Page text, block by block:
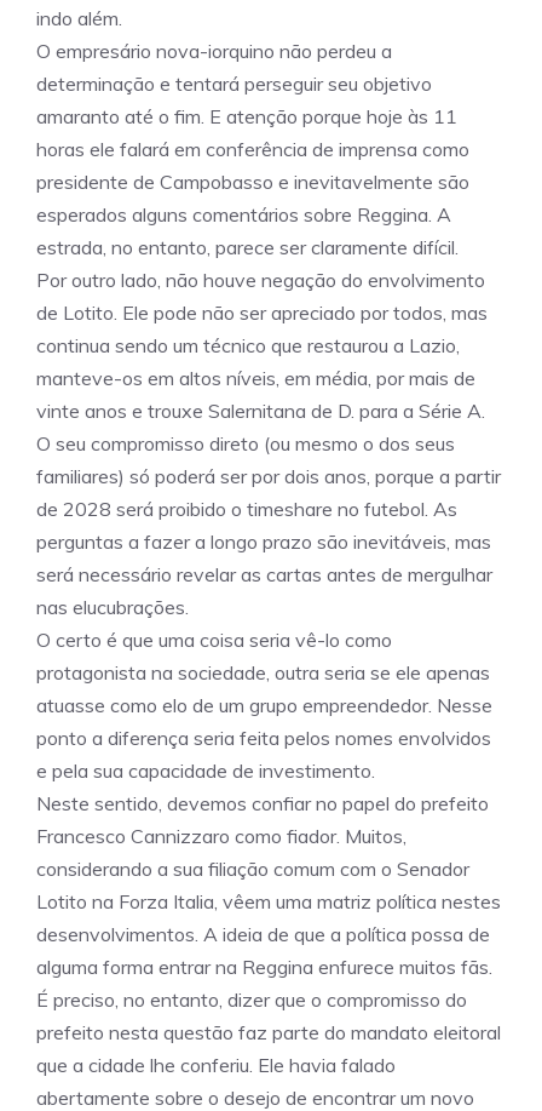
indo além.
O empresário nova-iorquino não perdeu a
determinação e tentará perseguir seu objetivo
amaranto até o fim. E atenção porque hoje às 11
horas ele falará em conferência de imprensa como
presidente de Campobasso e inevitavelmente são
esperados alguns comentários sobre Reggina. A
estrada, no entanto, parece ser claramente difícil.
Por outro lado, não houve negação do envolvimento
de Lotito. Ele pode não ser apreciado por todos, mas
continua sendo um técnico que restaurou a Lazio,
manteve-os em altos níveis, em média, por mais de
vinte anos e trouxe Salernitana de D. para a Série A.
O seu compromisso direto (ou mesmo o dos seus
familiares) só poderá ser por dois anos, porque a partir
de 2028 será proibido o timeshare no futebol. As
perguntas a fazer a longo prazo são inevitáveis, mas
será necessário revelar as cartas antes de mergulhar
nas elucubrações.
O certo é que uma coisa seria vê-lo como
protagonista na sociedade, outra seria se ele apenas
atuasse como elo de um grupo empreendedor. Nesse
ponto a diferença seria feita pelos nomes envolvidos
e pela sua capacidade de investimento.
Neste sentido, devemos confiar no papel do prefeito
Francesco Cannizzaro como fiador. Muitos,
considerando a sua filiação comum com o Senador
Lotito na Forza Italia, vêem uma matriz política nestes
desenvolvimentos. A ideia de que a política possa de
alguma forma entrar na Reggina enfurece muitos fãs.
É preciso, no entanto, dizer que o compromisso do
prefeito nesta questão faz parte do mandato eleitoral
que a cidade lhe conferiu. Ele havia falado
abertamente sobre o desejo de encontrar um novo